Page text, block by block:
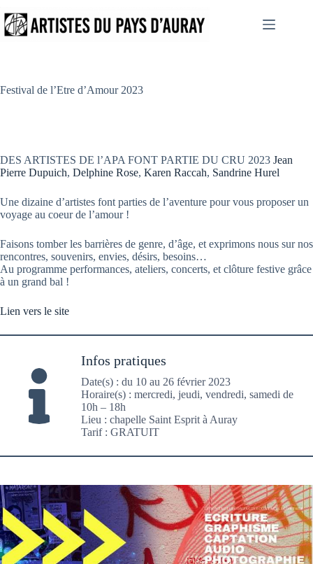
au
contenu
Festival de l’Etre d’Amour 2023
DES ARTISTES DE l’APA FONT PARTIE DU CRU 2023 Jean
Pierre Dupuich, Delphine Rose, Karen Raccah, Sandrine Hurel
Une dizaine d’artistes font parties de l’aventure pour vous proposer un
voyage au coeur de l’amour !
Faisons tomber les barrières de genre, d’âge, et exprimons nous sur nos
rencontres, souvenirs, envies, désirs, besoins…
Au programme performances, ateliers, concerts, et clôture festive grâce
à un grand bal !
Lien vers le site
Infos pratiques
Date(s) : du 10 au 26 février 2023
Horaire(s) : mercredi, jeudi, vendredi, samedi de
10h – 18h
Lieu : chapelle Saint Esprit à Auray
Tarif : GRATUIT